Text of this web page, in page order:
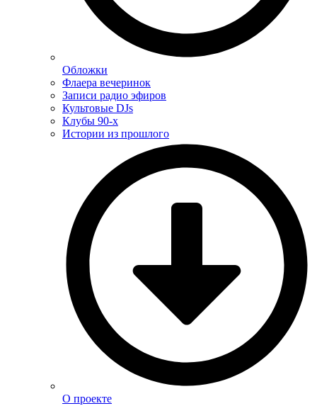
Обложки
Флаера вечеринок
Записи радио эфиров
Культовые DJs
Клубы 90-х
Истории из прошлого
О проекте